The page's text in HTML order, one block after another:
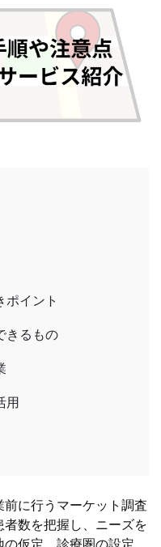
ポイント
きるもの
用
に行うマーケット調査
数を把握し、ニーズを
仮定、診療圏の設定、